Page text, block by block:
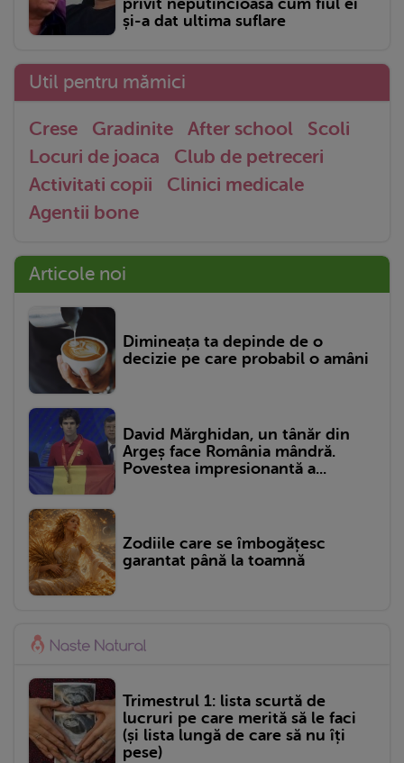
și-a dat ultima suflare
Util pentru mămici
Crese Gradinite After school
Scoli
Locuri de joaca
Club de petreceri
Activitati copii
Clinici medicale
Agentii bone
Articole noi
Dimineața ta depinde de o
decizie pe care probabil o amâni
David Mărghidan, un tânăr din
Argeș face România mândră.
Povestea impresionantă a...
Zodiile care se îmbogățesc
garantat până la toamnă
Trimestrul 1: lista scurtă de
lucruri pe care merită să le faci
(și lista lungă de care să nu îți
pese)